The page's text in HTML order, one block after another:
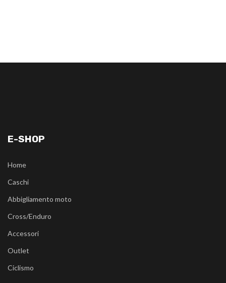
E-SHOP
Home
Caschi
Abbigliamento moto
Cross/Enduro
Accessori
Outlet
Ciclismo